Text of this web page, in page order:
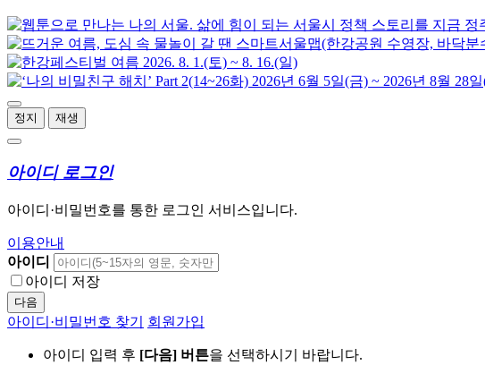
정지 재생
아이디 로그인
아이디·비밀번호를 통한 로그인 서비스입니다.
이용안내
아이디
아이디 저장
다음
아이디·비밀번호 찾기 회원가입
아이디 입력 후 [다음] 버튼을 선택하시기 바랍니다.